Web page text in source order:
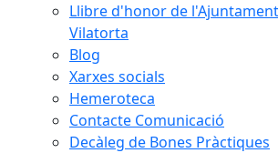
Llibre d'honor de
Vilatorta
Blog
Xarxes socials
Hemeroteca
Contacte Comunicació
Decàleg de Bones Pràctiques